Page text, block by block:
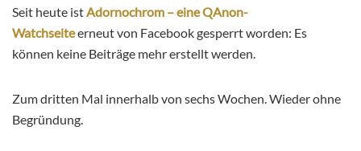
Seit heute ist Adornochrom – eine QAnon-
Watchseiteerneut von Facebook gesperrt worden: Es
können keine Beiträge mehr erstellt werden.
Zum dritten Mal innerhalb von sechs Wochen. Wieder ohne
Begründung.